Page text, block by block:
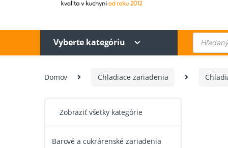
Vyberte kategóriu
Products
search
Domov Chladiace zariadenia
Zobraziť všetky kategórie
Barové a cukrárenské zariadenia